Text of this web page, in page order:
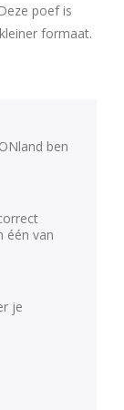
poef is
formaat.
ben
één van
je